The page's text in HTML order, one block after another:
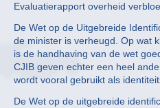
Evaluatierapport overheid
De Wet op de Uitgebreide
de minister is verheugd. Op wat
is de handhaving van de wet
CJIB geven echter een heel
wordt vooral gebruikt als
De Wet op de uitgebreide